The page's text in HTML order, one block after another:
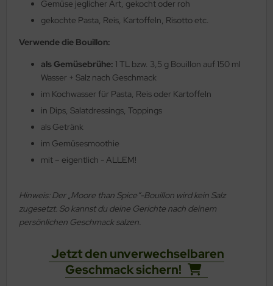
Gemüse jeglicher Art, gekocht oder roh
gekochte Pasta, Reis, Kartoffeln, Risotto etc.
Verwende die Bouillon:
als Gemüsebrühe: 1 TL bzw. 3,5 g Bouillon auf 150 ml
Wasser + Salz nach Geschmack
im Kochwasser für Pasta, Reis oder Kartoffeln
in Dips, Salatdressings, Toppings
als Getränk
im Gemüsesmoothie
mit – eigentlich - ALLEM!
Hinweis: Der „Moore than Spice“-Bouillon wird kein Salz
zugesetzt. So kannst du deine Gerichte nach deinem
persönlichen Geschmack salzen.
Jetzt den unverwechselbaren
Geschmack sichern!